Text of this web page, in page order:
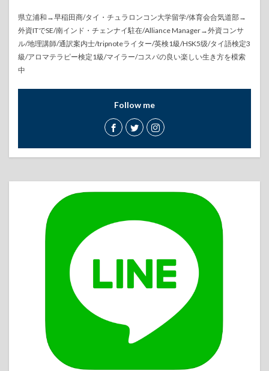
県立浦和→早稲田商/タイ・チュラロンコン大学留学/体育会合気道部→
外資ITでSE/南インド・チェンナイ駐在/Alliance Manager→外資コンサ
ル/地理講師/通訳案内士/tripnoteライター/英検1級/HSK5级/タイ語検定3
級/アロマテラピー検定1級/マイラー/コスパの良い楽しい生き方を模索
中
Follow me